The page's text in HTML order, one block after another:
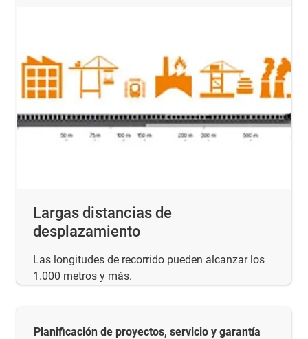
Largas distancias de
desplazamiento
Las longitudes de recorrido pueden alcanzar los
1.000 metros y más.
Planificación de proyectos, servicio y garantía